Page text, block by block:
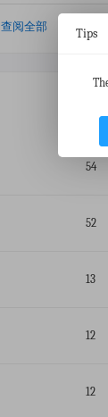
查阅全部
54
52
13
12
12
Tips